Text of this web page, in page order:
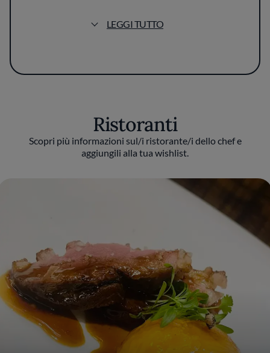
al mondo del fine dining.
Dattilo, un'esperienza che arricchisce il suo
nel Monferrato per stare più vicino alla sua
famiglia e di realizzare il sogno di aprire un
ristorante tutto suo: è così che nasce l’Osteria
Bar Sport.
Ristorante
provincia di Alessandria, l’Osteria Bar Sport
nasce dal sogno di Tommaso Negri, originario
del paese, di portare nella sua terra
l’eccellenza di una cucina curata e di grande
qualità. È così che nel 2016, lo chef inaugura,
in collaborazione con sua moglie Paola
Brovero, questo luogo dove la qualità e la
passione per la buona cucina sono
LEGGI TUTTO
Ristoranti
Scopri più informazioni sul/i ristorante/i dello chef e
aggiungili alla tua wishlist.